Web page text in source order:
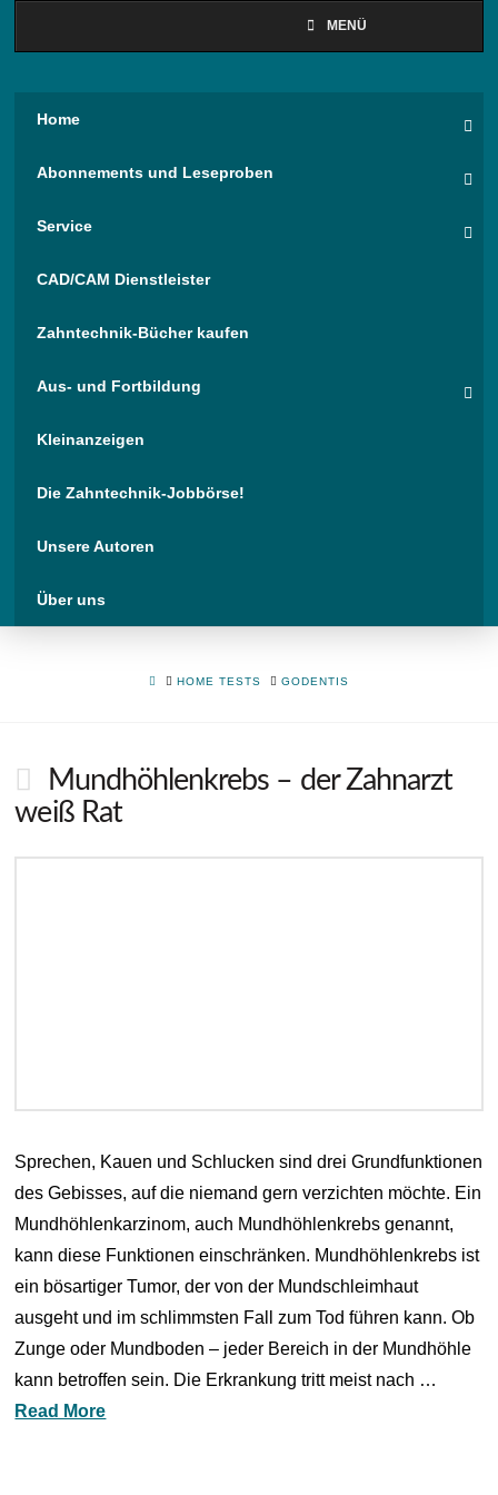
MENÜ
Home
Abonnements und Leseproben
Service
CAD/CAM Dienstleister
Zahntechnik-Bücher kaufen
Aus- und Fortbildung
Kleinanzeigen
Die Zahntechnik-Jobbörse!
Unsere Autoren
Über uns
HOMEHOME TESTS GODENTIS
Mundhöhlenkrebs – der Zahnarzt
weiß Rat
Sprechen, Kauen und Schlucken sind drei Grundfunktionen
des Gebisses, auf die niemand gern verzichten möchte. Ein
Mundhöhlenkarzinom, auch Mundhöhlenkrebs genannt,
kann diese Funktionen einschränken. Mundhöhlenkrebs ist
ein bösartiger Tumor, der von der Mundschleimhaut
ausgeht und im schlimmsten Fall zum Tod führen kann. Ob
Zunge oder Mundboden – jeder Bereich in der Mundhöhle
kann betroffen sein. Die Erkrankung tritt meist nach …
Read More